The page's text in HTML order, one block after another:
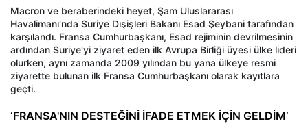
Macron ve beraberindeki heyet, Şam Uluslararası
Havalimanı'nda Suriye Dışişleri Bakanı Esad Şeybani tarafından
karşılandı. Fransa Cumhurbaşkanı, Esad rejiminin devrilmesinin
ardından Suriye'yi ziyaret eden ilk Avrupa Birliği üyesi ülke lideri
olurken, aynı zamanda 2009 yılından bu yana ülkeye resmi
ziyarette bulunan ilk Fransa Cumhurbaşkanı olarak kayıtlara
geçti.
‘FRANSA'NIN DESTEĞİNİ İFADE ETMEK İÇİN GELDİM’